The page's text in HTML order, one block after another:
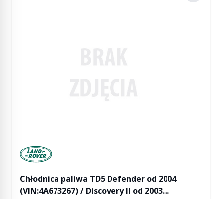
Manufactured by Land rover
Chłodnica paliwa TD5 Defender od 2004
(VIN:4A673267) / Discovery II od 2003